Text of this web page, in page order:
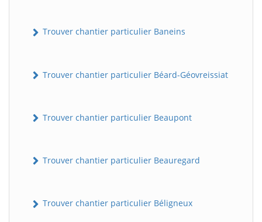
Trouver chantier particulier Baneins
Trouver chantier particulier Béard-Géovreissiat
Trouver chantier particulier Beaupont
Trouver chantier particulier Beauregard
Trouver chantier particulier Béligneux